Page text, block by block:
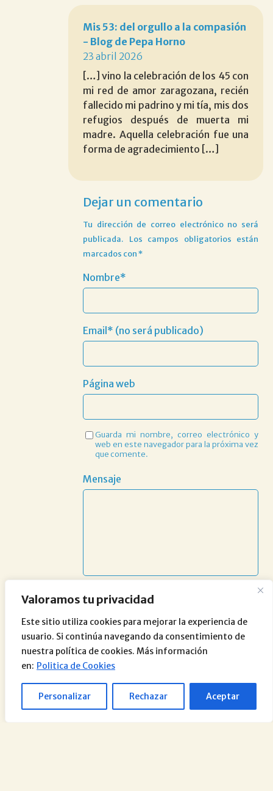
Valoramos tu privacidad
Este sitio utiliza cookies para mejorar la experiencia de
usuario. Si continúa navegando da consentimiento de
nuestra política de cookies. Más información
en: Politica de Cookies
Personalizar Rechazar Aceptar
Mis 53: del orgullo a la compasión
- Blog de Pepa Horno
23 abril 2026
[…] vino la celebración de los 45 con
mi red de amor zaragozana, recién
fallecido mi padrino y mi tía, mis dos
refugios después de muerta mi
madre. Aquella celebración fue una
forma de agradecimiento […]
Dejar un comentario
Tu dirección de correo electrónico no será
publicada.
Los campos obligatorios están
marcados con*
Nombre*
Email* (no será publicado)
Página web
Guarda mi nombre, correo electrónico y
web en este navegador para la próxima vez
que comente.
Mensaje